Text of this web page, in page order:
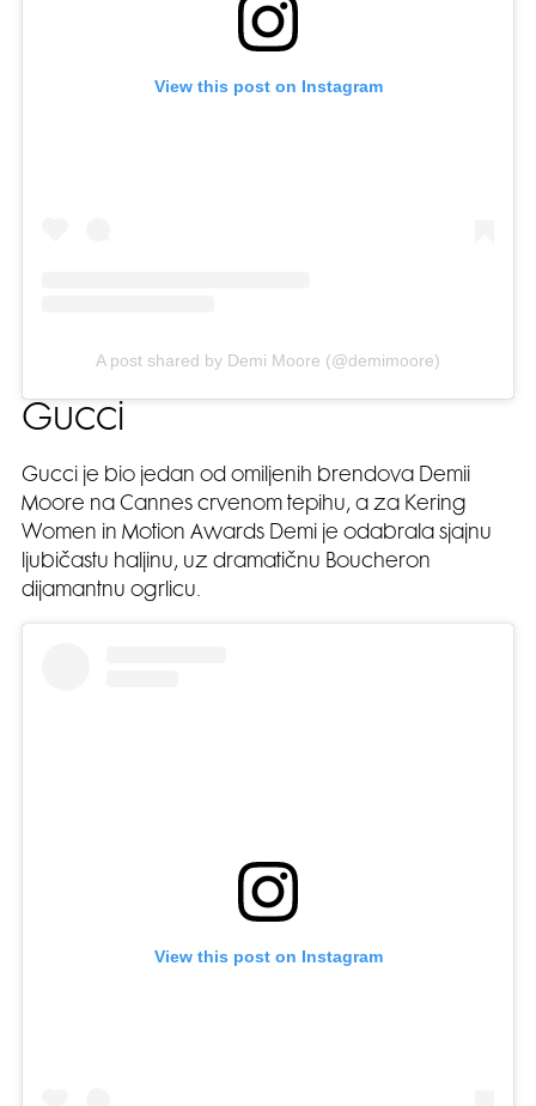
View this post on Instagram
A post shared by Demi Moore (@demimoore)
Gucci
Gucci je bio jedan od omiljenih brendova Demii
Moore na Cannes crvenom tepihu, a za Kering
Women in Motion Awards Demi je odabrala sjajnu
ljubičastu haljinu, uz dramatičnu Boucheron
dijamantnu ogrlicu.
View this post on Instagram